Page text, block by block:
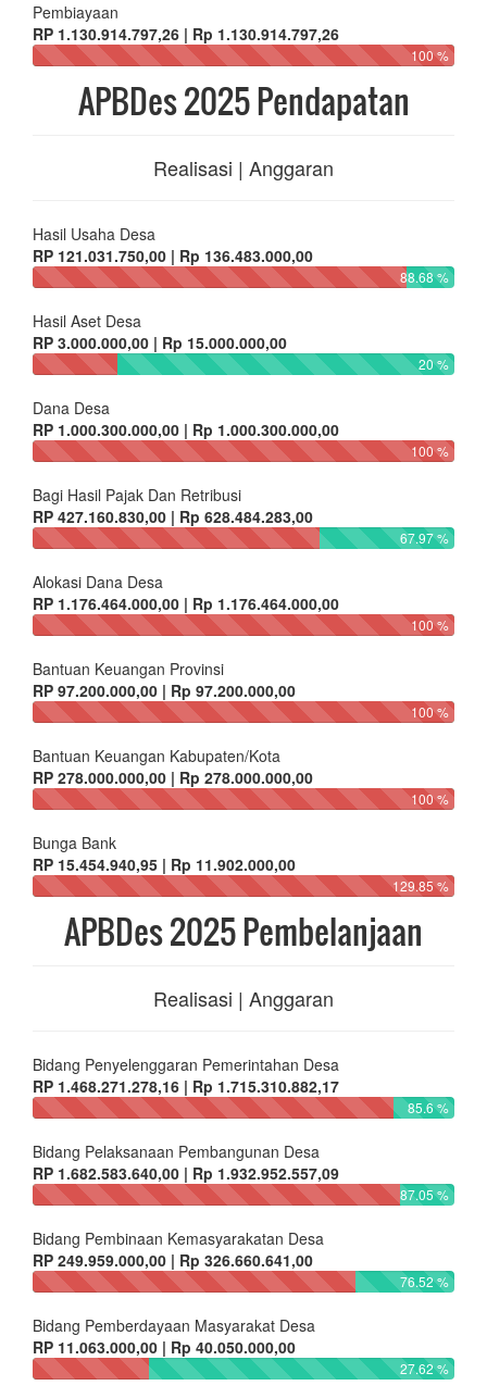
Pembiayaan
RP 1.130.914.797,26 | Rp 1.130.914.797,26
100 %
APBDes 2025 Pendapatan
Realisasi | Anggaran
Hasil Usaha Desa
RP 121.031.750,00 | Rp 136.483.000,00
88.68 %
Hasil Aset Desa
RP 3.000.000,00 | Rp 15.000.000,00
20 %
Dana Desa
RP 1.000.300.000,00 | Rp 1.000.300.000,00
100 %
Bagi Hasil Pajak Dan Retribusi
RP 427.160.830,00 | Rp 628.484.283,00
67.97 %
Alokasi Dana Desa
RP 1.176.464.000,00 | Rp 1.176.464.000,00
100 %
Bantuan Keuangan Provinsi
RP 97.200.000,00 | Rp 97.200.000,00
100 %
Bantuan Keuangan Kabupaten/Kota
RP 278.000.000,00 | Rp 278.000.000,00
100 %
Bunga Bank
RP 15.454.940,95 | Rp 11.902.000,00
129.85 %
APBDes 2025 Pembelanjaan
Realisasi | Anggaran
Bidang Penyelenggaran Pemerintahan Desa
RP 1.468.271.278,16 | Rp 1.715.310.882,17
85.6 %
Bidang Pelaksanaan Pembangunan Desa
RP 1.682.583.640,00 | Rp 1.932.952.557,09
87.05 %
Bidang Pembinaan Kemasyarakatan Desa
RP 249.959.000,00 | Rp 326.660.641,00
76.52 %
Bidang Pemberdayaan Masyarakat Desa
RP 11.063.000,00 | Rp 40.050.000,00
27.62 %